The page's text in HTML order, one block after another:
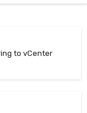
to vCenter